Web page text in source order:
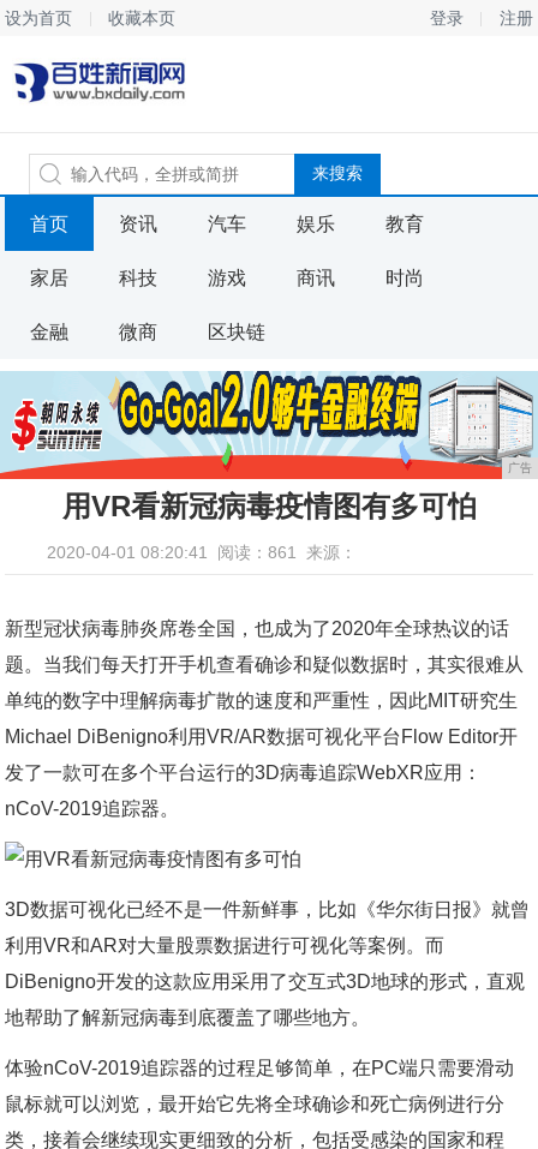
设为首页 收藏本页 登录 注册
首页 资讯 汽车 娱乐 教育
家居 科技 游戏 商讯 时尚
金融 微商 区块链
广告
用VR看新冠病毒疫情图有多可怕
2020-04-01 08:20:41 阅读：861 来源：
新型冠状病毒肺炎席卷全国，也成为了2020年全球热议的话
题。当我们每天打开手机查看确诊和疑似数据时，其实很难从
单纯的数字中理解病毒扩散的速度和严重性，因此MIT研究生
Michael DiBenigno利用VR/AR数据可视化平台Flow Editor开
发了一款可在多个平台运行的3D病毒追踪WebXR应用：
nCoV-2019追踪器。
3D数据可视化已经不是一件新鲜事，比如《华尔街日报》就曾
利用VR和AR对大量股票数据进行可视化等案例。而
DiBenigno开发的这款应用采用了交互式3D地球的形式，直观
地帮助了解新冠病毒到底覆盖了哪些地方。
体验nCoV-2019追踪器的过程足够简单，在PC端只需要滑动
鼠标就可以浏览，最开始它先将全球确诊和死亡病例进行分
类，接着会继续现实更细致的分析，包括受感染的国家和程